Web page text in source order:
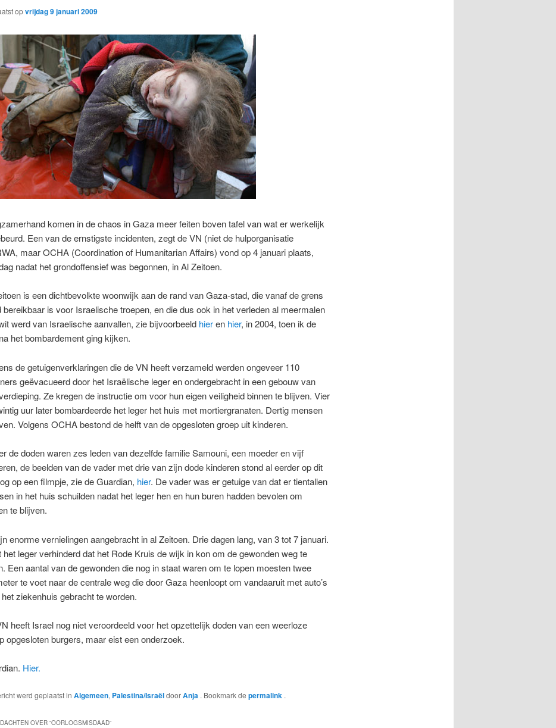
opvrijdag 9 januari 2009
komen in de chaos in Gaza meer feiten boven tafel van wat er werkelijk
Een van de ernstigste incidenten, zegt de VN (niet de hulporganisatie
maar OCHA (Coordination of Humanitarian Affairs) vond op 4 januari plaats,
nadat het grondoffensief was begonnen, in Al Zeitoen.
is een dichtbevolkte woonwijk aan de rand van Gaza-stad, die vanaf de grens
bereikbaar is voor Israelische troepen, en die dus ook in het verleden al meermalen
werd van Israelische aanvallen, zie bijvoorbeeld hieren hier, in 2004, toen ik de
het bombardement ging kijken.
de getuigenverklaringen die de VN heeft verzameld werden ongeveer 110
geëvacueerd door het Israëlische leger en ondergebracht in een gebouw van
Ze kregen de instructie om voor hun eigen veiligheid binnen te blijven. Vier
uur later bombardeerde het leger het huis met mortiergranaten. Dertig mensen
Volgens OCHA bestond de helft van de opgesloten groep uit kinderen.
de doden waren zes leden van dezelfde familie Samouni, een moeder en vijf
de beelden van de vader met drie van zijn dode kinderen stond al eerder op dit
op een filmpje, zie de Guardian, hier. De vader was er getuige van dat er tientallen
in het huis schuilden nadat het leger hen en hun buren hadden bevolen om
te blijven.
enorme vernielingen aangebracht in al Zeitoen. Drie dagen lang, van 3 tot 7 januari.
het leger verhinderd dat het Rode Kruis de wijk in kon om de gewonden weg te
Een aantal van de gewonden die nog in staat waren om te lopen moesten twee
te voet naar de centrale weg die door Gaza heenloopt om vandaaruit met auto’s
het ziekenhuis gebracht te worden.
heeft Israel nog niet veroordeeld voor het opzettelijk doden van een weerloze
opgesloten burgers, maar eist een onderzoek.
Hier.
werd geplaatst in Algemeen, Palestina/IsraëldoorAnja . Bookmark de permalink .
OVER “OORLOGSMISDAAD”